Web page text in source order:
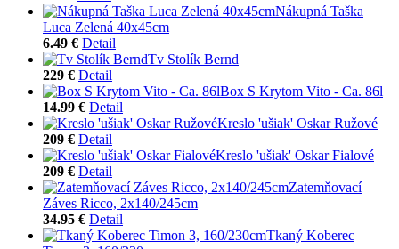
Nákupná Taška
Luca Zelená 40x45cm
6.49 € Detail
Tv Stolík Bernd
229 € Detail
Box S Krytom Vito - Ca. 86l
14.99 € Detail
Kreslo 'ušiak' Oskar Ružové
209 € Detail
Kreslo 'ušiak' Oskar Fialové
209 € Detail
Zatemňovací
Záves Ricco, 2x140/245cm
34.95 € Detail
Tkaný Koberec